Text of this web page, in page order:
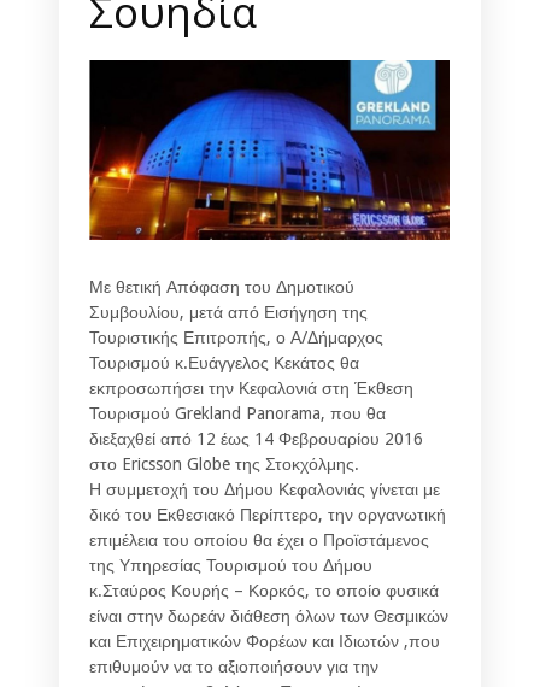
Με θετική Απόφαση του Δημοτικού
Συμβουλίου, μετά από Εισήγηση της
Τουριστικής Επιτροπής, ο Α/Δήμαρχος
Τουρισμού κ.Ευάγγελος Κεκάτος θα
εκπροσωπήσει την Κεφαλονιά στη Έκθεση
Τουρισμού Grekland Panorama, που θα
διεξαχθεί από 12 έως 14 Φεβρουαρίου 2016
στο Ericsson Globe της Στοκχόλμης.
Η συμμετοχή του Δήμου Κεφαλονιάς γίνεται με
δικό του Εκθεσιακό Περίπτερο, την οργανωτική
επιμέλεια του οποίου θα έχει ο Προϊστάμενος
της Υπηρεσίας Τουρισμού του Δήμου
κ.Σταύρος Κουρής – Κορκός, το οποίο φυσικά
είναι στην δωρεάν διάθεση όλων των Θεσμικών
και Επιχειρηματικών Φορέων και Ιδιωτών ,που
επιθυμούν να το αξιοποιήσουν για την